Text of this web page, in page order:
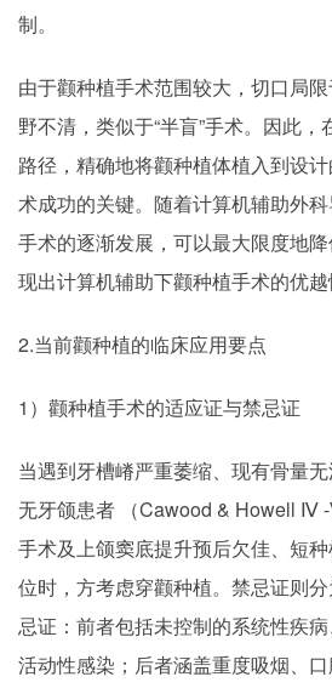
制。
由于颧种植手术范围较大，切口局
野不清，类似于“半盲”手术。因此
路径，精确地将颧种植体植入到设
术成功的关键。随着计算机辅助外
手术的逐渐发展，可以最大限度地
现出计算机辅助下颧种植手术的优越
2.当前颧种植的临床应用要点
1）颧种植手术的适应证与禁忌证
当遇到牙槽嵴严重萎缩、现有骨量
无牙颌患者 （Cawood & Howell Ⅳ
手术及上颌窦底提升预后欠佳、短
位时，方考虑穿颧种植。禁忌证则
忌证：前者包括未控制的系统性疾
活动性感染；后者涵盖重度吸烟、